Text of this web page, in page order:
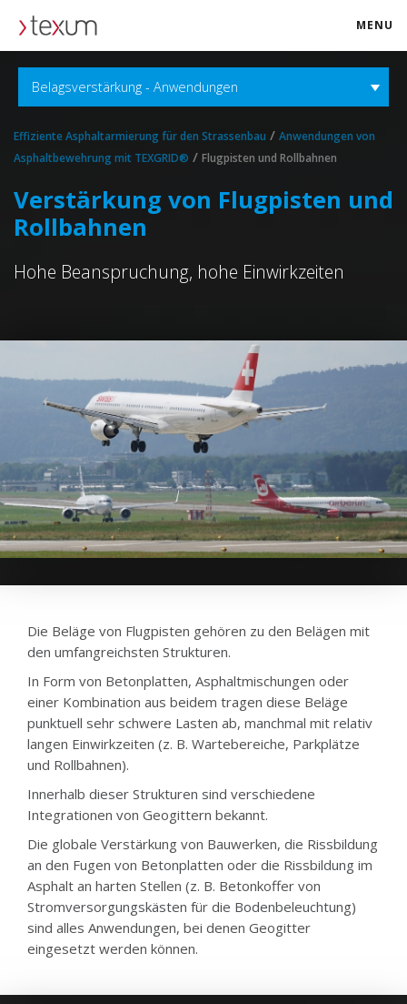
MENU
Belagsverstärkung - Anwendungen
Effiziente Asphaltarmierung für den Strassenbau / Anwendungen von
Asphaltbewehrung mit TEXGRID® / Flugpisten und Rollbahnen
Verstärkung von Flugpisten und
Rollbahnen
Hohe Beanspruchung, hohe Einwirkzeiten
Die Beläge von Flugpisten gehören zu den Belägen mit
den umfangreichsten Strukturen.
In Form von Betonplatten, Asphaltmischungen oder
einer Kombination aus beidem tragen diese Beläge
punktuell sehr schwere Lasten ab, manchmal mit relativ
langen Einwirkzeiten (z. B. Wartebereiche, Parkplätze
und Rollbahnen).
Innerhalb dieser Strukturen sind verschiedene
Integrationen von Geogittern bekannt.
Die globale Verstärkung von Bauwerken, die Rissbildung
an den Fugen von Betonplatten oder die Rissbildung im
Asphalt an harten Stellen (z. B. Betonkoffer von
Stromversorgungskästen für die Bodenbeleuchtung)
sind alles Anwendungen, bei denen Geogitter
eingesetzt werden können.